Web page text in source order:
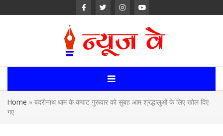
News Way:
Uttarakhand,
Home » बदरीनाथ धाम के कपाट गुरूवार को सुबह आम श्रद्धालुओं के लिए खोल दिए
गए